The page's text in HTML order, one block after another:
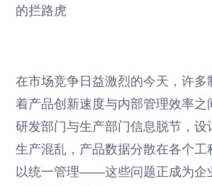
的拦路虎
在市场竞争日益激烈的今天，许多
着产品创新速度与内部管理效率之
研发部门与生产部门信息脱节，设
生产混乱，产品数据分散在各个工
以统一管理——这些问题正成为企